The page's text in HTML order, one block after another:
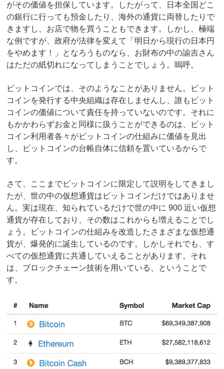
がその価値を担保しています。したがって、日本全国どこ
の銀行に行っても預金したり、海外の通貨に両替したりで
きますし、お店で物を買うこともできます。しかし、極端
な例ですが、政府が法律を変えて「明日から現行の日本円
をやめます！」となろうものなら、お財布の中の諭吉さん
はただの紙切れになってしまうことでしょう。嗚呼。
ビットコインでは、そのようなことがありません。ビット
コインを発行する中央組織は存在しませんし、誰もビット
コインの価値について責任を持っていないのです。それに
もかかわらずお金と同様に扱うことができるのは、ビット
コイン利用者各々がビットコインの仕組みに価値を見出
し、ビットコインの台帳自体に信頼を置いているからで
す。
さて、ここまでビットコインに限定して説明をしてきまし
たが、世の中の仮想通貨はビットコインだけではありませ
ん。実は現在、知られているだけで世の中に 900 近い仮想
通貨が存在しており、その数はこれからも増えることでし
ょう。ビットコインの仕組みを改造したさまざまな仮想通
貨が、爆発的に誕生しているのです。しかしそれでも、す
べての仮想通貨に共通していえることがあります。それ
は、ブロックチェーン技術を用いている、ということで
す。